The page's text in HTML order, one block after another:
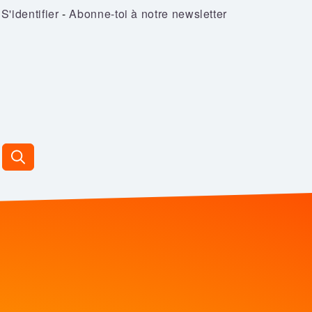
S'identifier -Abonne-toi à notre newsletter